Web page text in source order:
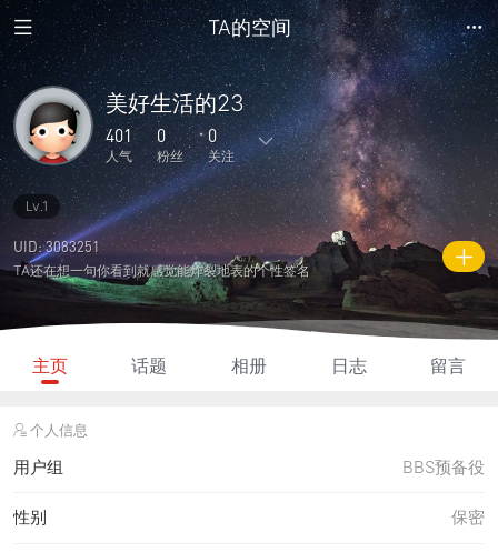
TA的空间
美好生活的23
401
人气
0
粉丝
0
关注
1
主题
0
回复
0
日志
0
相册
0
好友
0 0
关注
0
说说
401
人气 积分
Lv.1
UID: 3083251
TA还在想一句你看到就感觉能炸裂地表的个性签名
主页 话题 相册 日志 留言
个人信息
用户组 BBS预备役
保密
性别